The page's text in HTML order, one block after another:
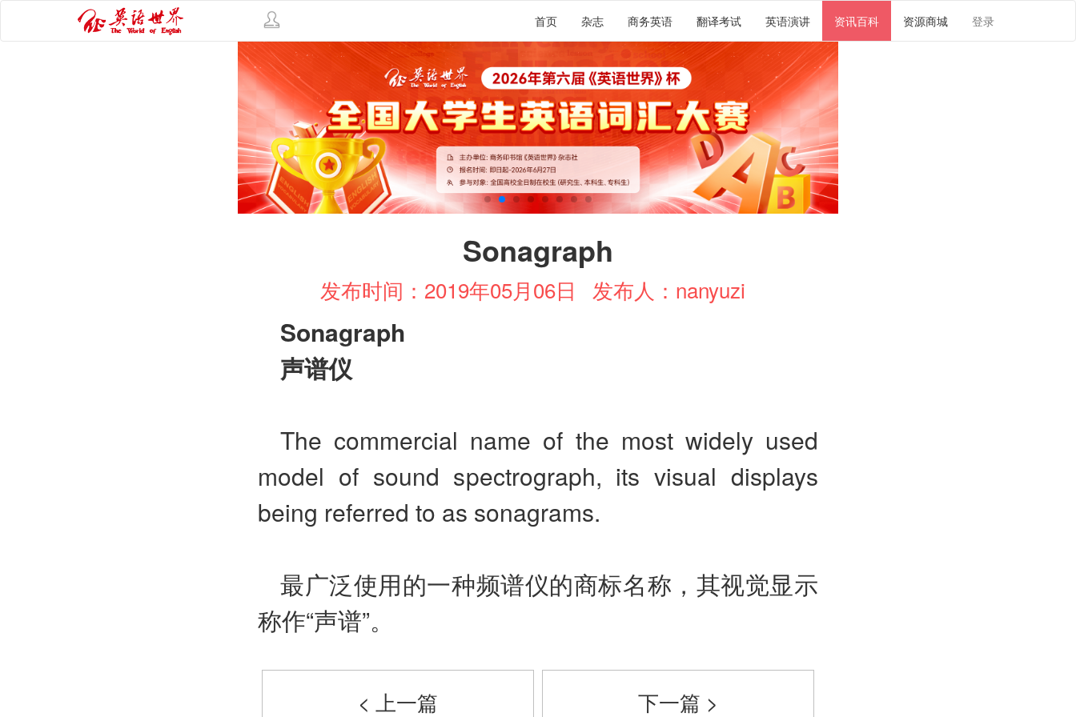
首页 杂志 商务英语 翻译考试 英语演讲 资讯百科 资源商城 登录
Sonagraph
发布时间：2019年05月06日 发布人：nanyuzi
Sonagraph
声谱仪
The commercial name of the most widely used
model of sound spectrograph, its visual displays
being referred to as sonagrams.
最广泛使用的一种频谱仪的商标名称，其视觉显示
称作“声谱”。
< 上一篇
下一篇 >